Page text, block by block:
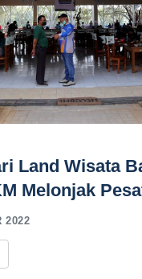
Land Wisata
Melonjak
2022